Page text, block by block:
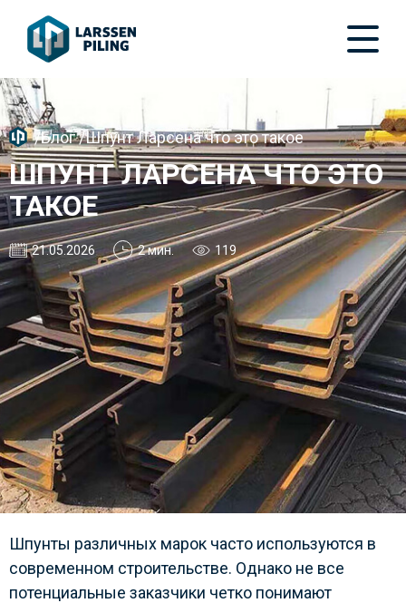
/Блог/Шпунт Ларсена что это такое
ШПУНТ ЛАРСЕНА ЧТО ЭТО
ТАКОЕ
21.05.2026 2 мин. 119
Шпунты различных марок часто используются в
современном строительстве. Однако не все
потенциальные заказчики четко понимают